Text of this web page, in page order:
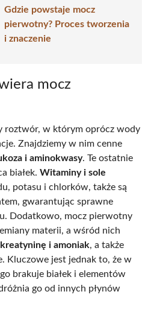
Gdzie powstaje mocz
pierwotny? Proces tworzenia
i znaczenie
mocz
roztwór, w którym oprócz wody
Znajdziemy w nim cenne
i aminokwasy. Te ostatnie
białek. Witaminy i sole
potasu i chlorków, także są
gwarantując sprawne
Dodatkowo, mocz pierwotny
materii, a wśród nich
i amoniak, a także
Kluczowe jest jednak to, że w
brakuje białek i elementów
go od innych płynów